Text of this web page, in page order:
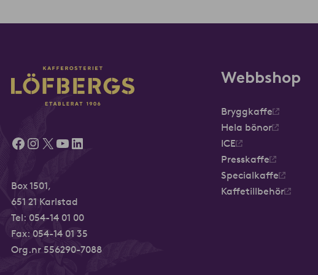
Facebook
Instagram
X YouTube
LinkedIn
Box 1501,
651 21 Karlstad
Tel: 054-14 01 00
Fax: 054-14 01 35
Org.nr 556290-7088
Webbshop
Bryggkaffe
Hela bönor
ICE
Presskaffe
Specialkaffe
Kaffetillbehör